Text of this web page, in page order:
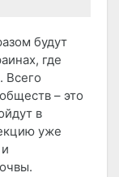
будут
где
Всего
– это
в
уже